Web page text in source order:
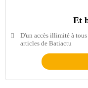
Et
D'un accès illimité à tous
articles de Batiactu